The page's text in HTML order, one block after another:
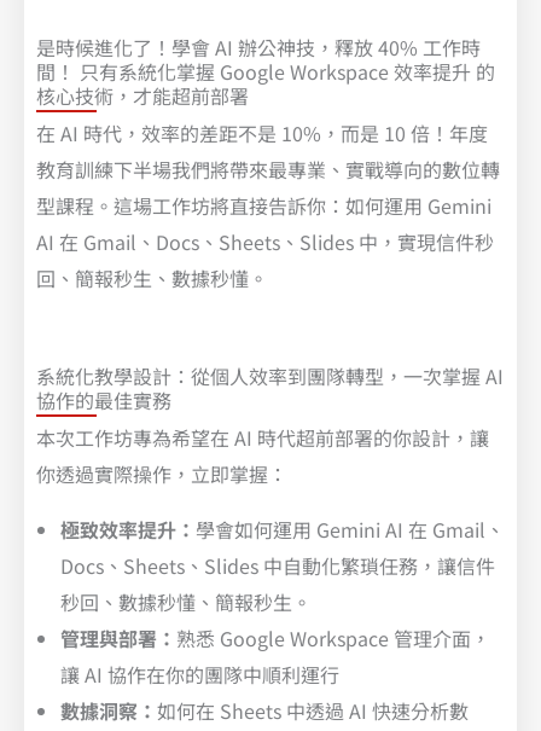
是時候進化了！學會 AI 辦公神技，釋放 40% 工作時
間！ 只有系統化掌握 Google Workspace 效率提升 的
核心技術，才能超前部署
在 AI 時代，效率的差距不是 10%，而是 10 倍！年度
教育訓練下半場我們將帶來最專業、實戰導向的數位轉
型課程。這場工作坊將直接告訴你：如何運用 Gemini
AI 在 Gmail、Docs、Sheets、Slides 中，實現信件秒
回、簡報秒生、數據秒懂。
系統化教學設計：從個人效率到團隊轉型，一次掌握 AI
協作的最佳實務
本次工作坊專為希望在 AI 時代超前部署的你設計，讓
你透過實際操作，立即掌握：
極致效率提升： 學會如何運用 Gemini AI 在 Gmail、
Docs、Sheets、Slides 中自動化繁瑣任務，讓信件
秒回、數據秒懂、簡報秒生。
管理與部署： 熟悉 Google Workspace 管理介面，
讓 AI 協作在你的團隊中順利運行
數據洞察： 如何在 Sheets 中透過 AI 快速分析數